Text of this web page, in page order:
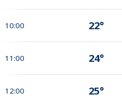
10:00 22°
11:00 24°
12:00 25°